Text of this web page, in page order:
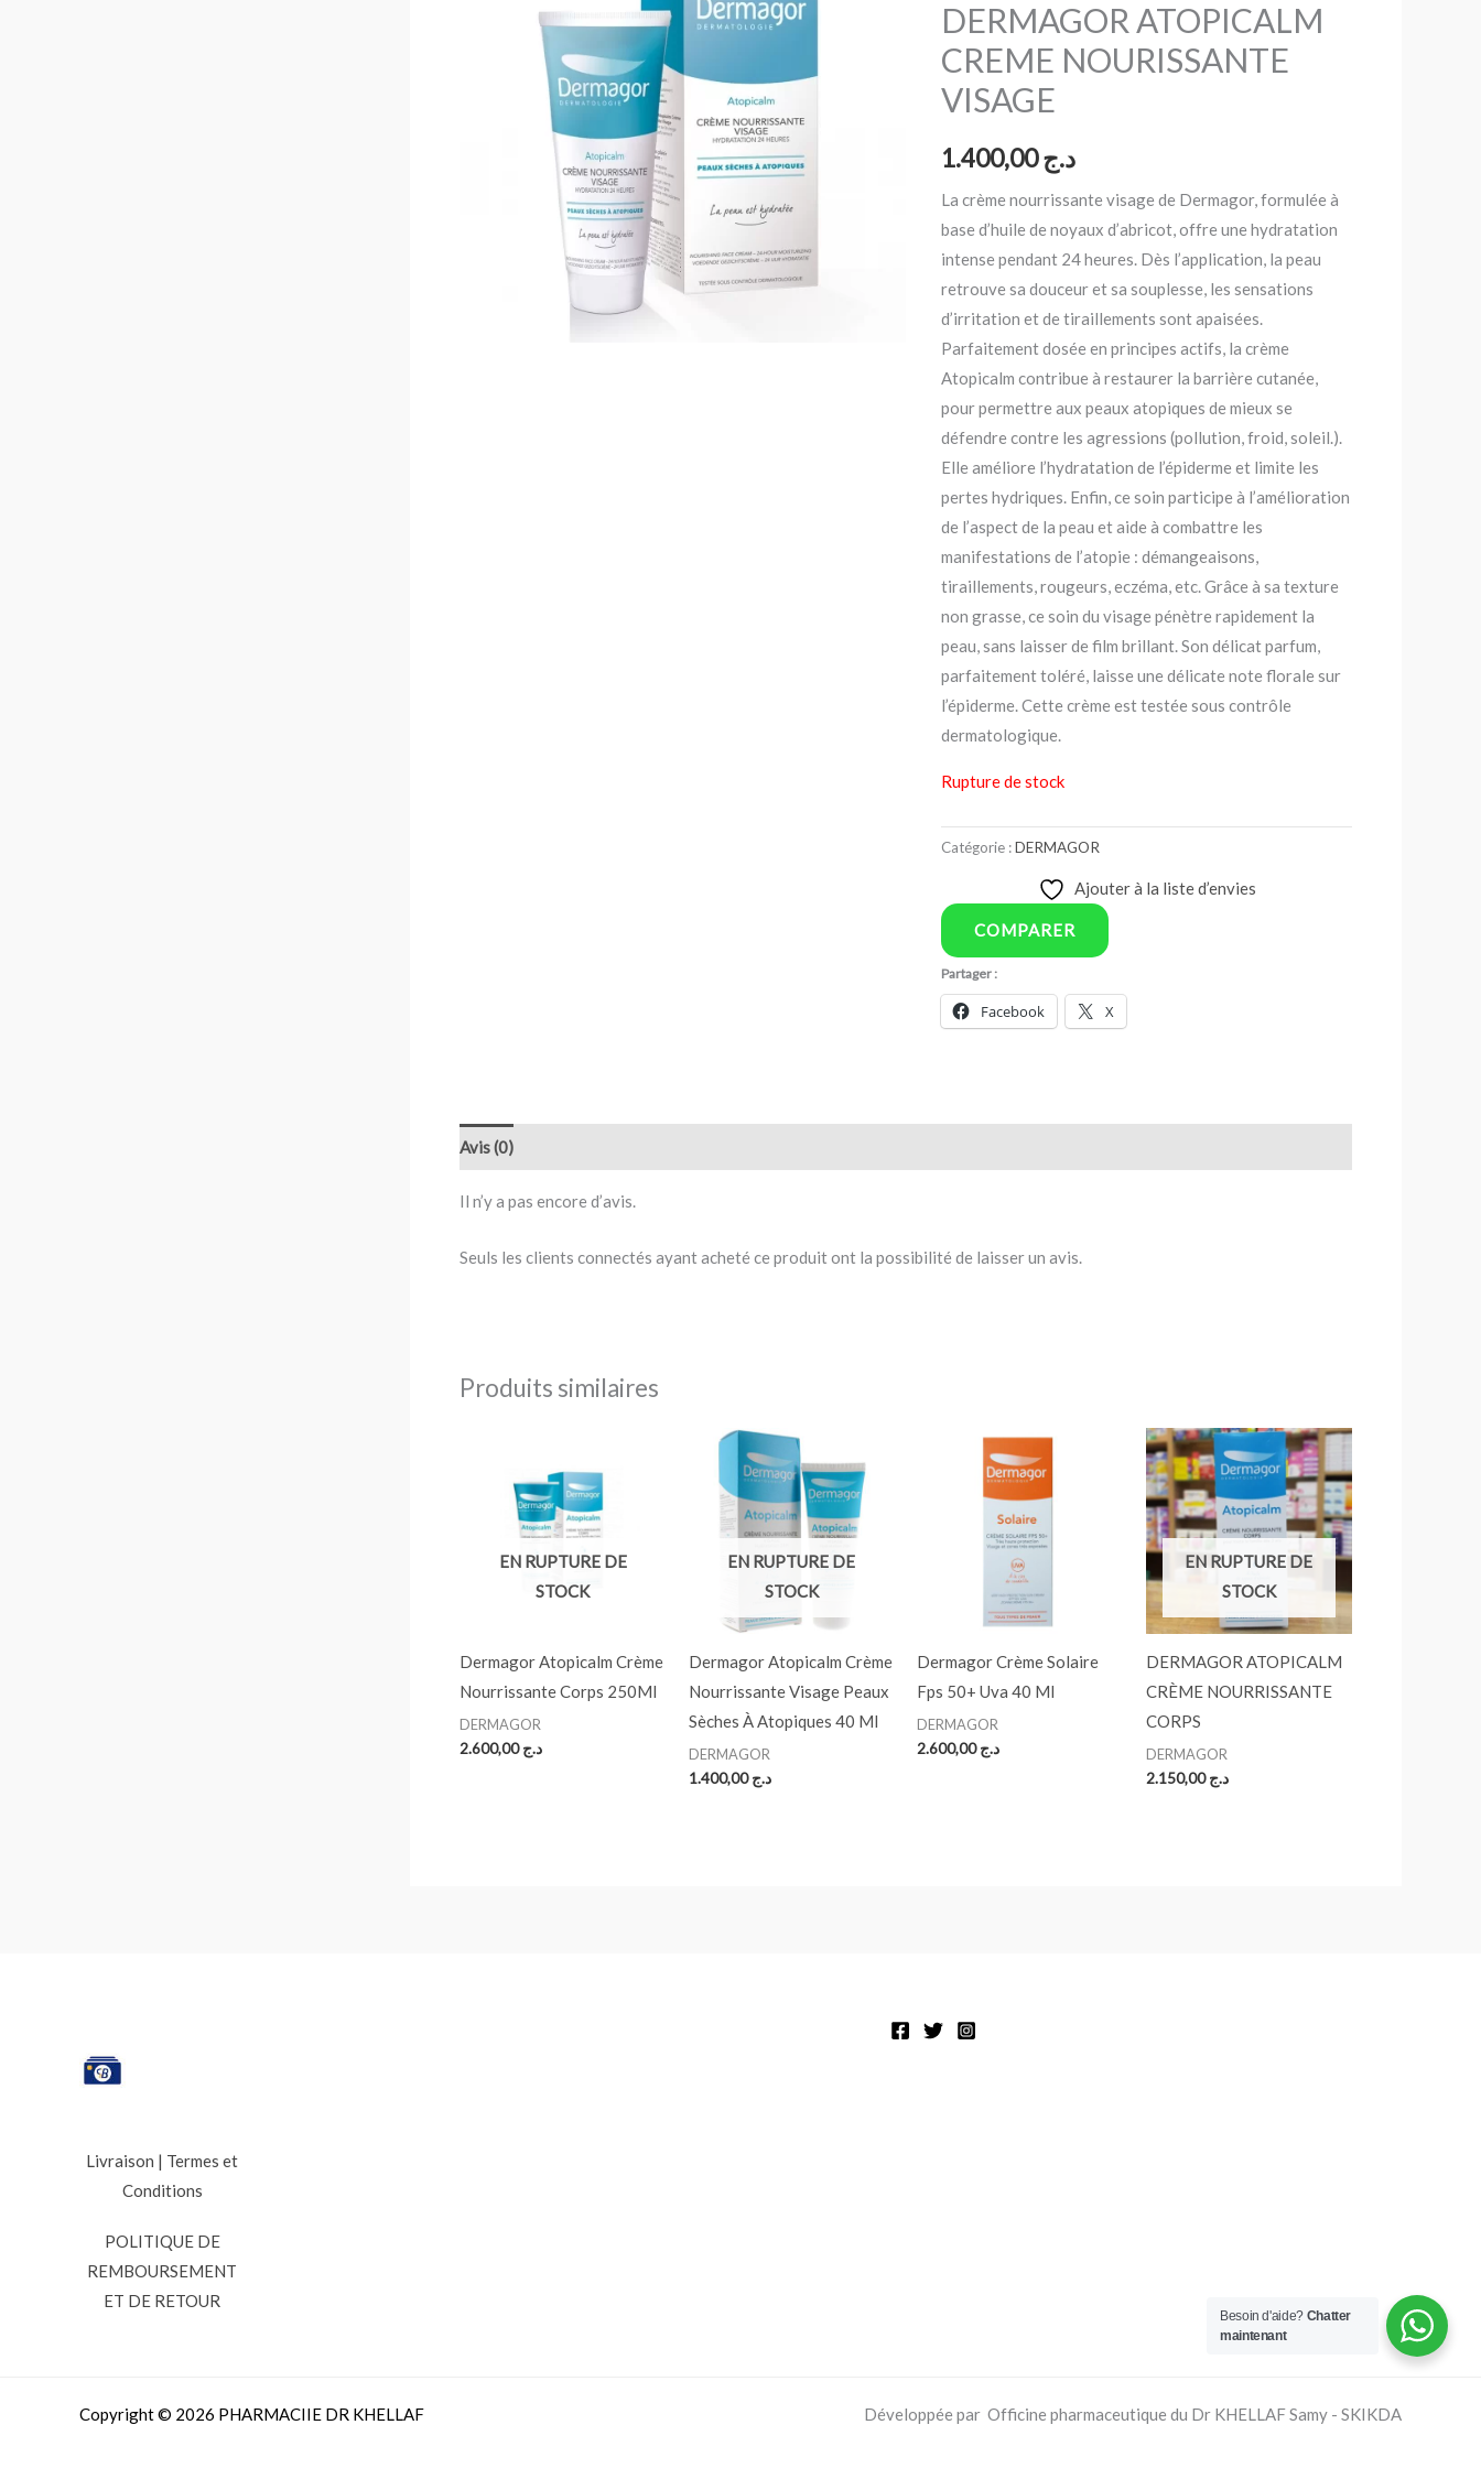
DERMAGOR ATOPICALM
CREME NOURISSANTE
VISAGE
د.ج1.400,00
La crème nourrissante visage de Dermagor, formulée à
base d’huile de noyaux d’abricot, offre une hydratation
intense pendant 24 heures. Dès l’application, la peau
retrouve sa douceur et sa souplesse, les sensations
d’irritation et de tiraillements sont apaisées.
Parfaitement dosée en principes actifs, la crème
Atopicalm contribue à restaurer la barrière cutanée,
pour permettre aux peaux atopiques de mieux se
défendre contre les agressions (pollution, froid, soleil.).
Elle améliore l’hydratation de l’épiderme et limite les
pertes hydriques. Enfin, ce soin participe à l’amélioration
de l’aspect de la peau et aide à combattre les
manifestations de l’atopie : démangeaisons,
tiraillements, rougeurs, eczéma, etc. Grâce à sa texture
non grasse, ce soin du visage pénètre rapidement la
peau, sans laisser de film brillant. Son délicat parfum,
parfaitement toléré, laisse une délicate note florale sur
l’épiderme. Cette crème est testée sous contrôle
dermatologique.
Rupture de stock
Catégorie :DERMAGOR
Ajouter à la liste d’envies
COMPARER
Partager :
Facebook X
Avis (0)
Il n’y a pas encore d’avis.
Seuls les clients connectés ayant acheté ce produit ont la possibilité de laisser un avis.
Produits similaires
EN RUPTURE DE
STOCK
Dermagor Atopicalm Crème
Nourrissante Corps 250Ml
DERMAGOR
د.ج2.600,00
EN RUPTURE DE
STOCK
Dermagor Atopicalm Crème
Nourrissante Visage Peaux
Sèches À Atopiques 40 Ml
DERMAGOR
د.ج1.400,00
Dermagor Crème Solaire
Fps 50+ Uva 40 Ml
DERMAGOR
د.ج2.600,00
EN RUPTURE DE
STOCK
DERMAGOR ATOPICALM
CRÈME NOURRISSANTE
CORPS
DERMAGOR
د.ج2.150,00
Livraison | Termes et
Conditions
POLITIQUE DE
REMBOURSEMENT
ET DE RETOUR
Copyright © 2026 PHARMACIIE DR KHELLAF Développée par Officine pharmaceutique du Dr KHELLAF Samy - SKIKDA
Besoin d'aide? Chatter
maintenant